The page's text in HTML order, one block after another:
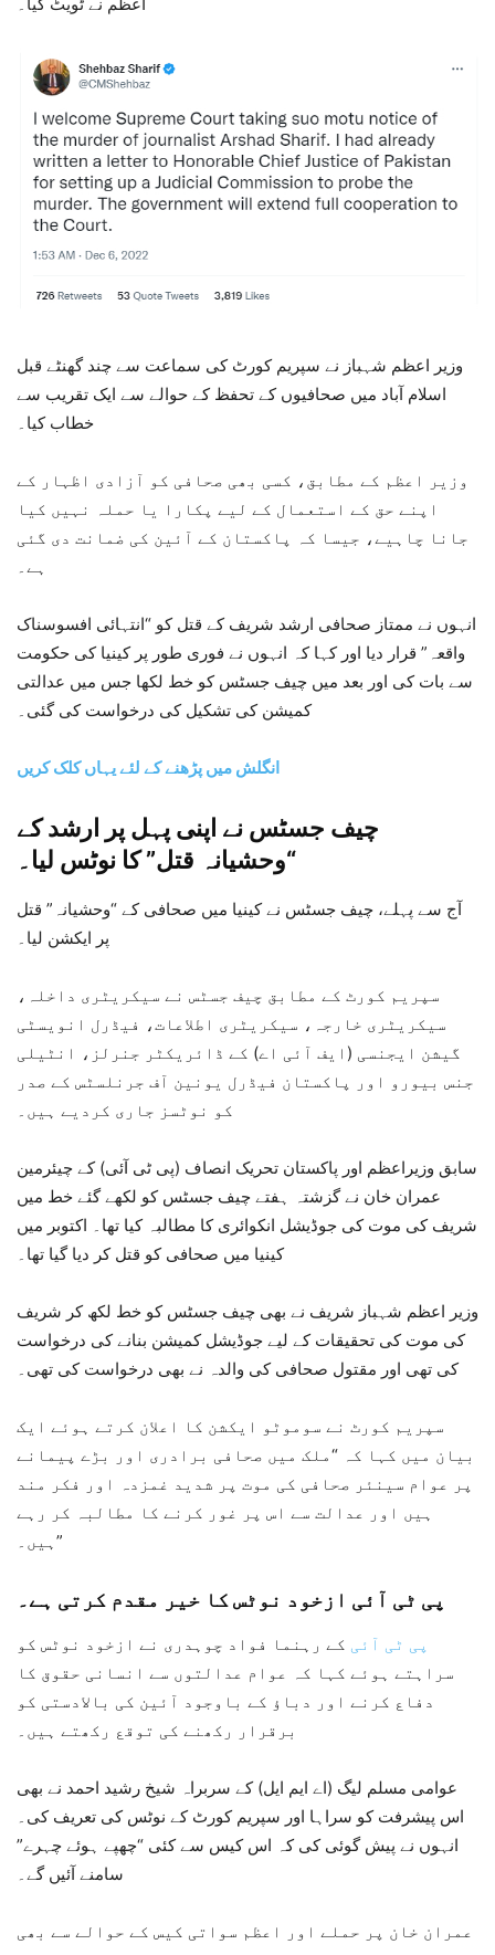
وزیر اعظم شہباز نے سپریم کورٹ کی سماعت سے چند گھنٹے قبل
اسلام آباد میں صحافیوں کے تحفظ کے حوالے سے ایک تقریب سے
خطاب کیا۔
وزیر اعظم کے مطابق، کسی بھی صحافی کو آزادی اظہار کے
اپنے حق کے استعمال کے لیے پکارا یا حملہ نہیں کیا
جانا چاہیے، جیسا کہ پاکستان کے آئین کی ضمانت دی گئی
ہے۔
انہوں نے ممتاز صحافی ارشد شریف کے قتل کو “انتہائی افسوسناک
واقعہ” قرار دیا اور کہا کہ انہوں نے فوری طور پر کینیا کی حکومت
سے بات کی اور بعد میں چیف جسٹس کو خط لکھا جس میں عدالتی
کمیشن کی تشکیل کی درخواست کی گئی۔
چیف جسٹس نے اپنی پہل پر ارشد کے
“وحشیانہ قتل” کا نوٹس لیا۔
آج سے پہلے، چیف جسٹس نے کینیا میں صحافی کے “وحشیانہ” قتل
پر ایکشن لیا۔
سپریم کورٹ کے مطابق چیف جسٹس نے سیکریٹری داخلہ،
سیکریٹری خارجہ، سیکریٹری اطلاعات، فیڈرل انویسٹی
گیشن ایجنسی (ایف آئی اے) کے ڈائریکٹر جنرلز، انٹیلی
جنس بیورو اور پاکستان فیڈرل یونین آف جرنلسٹس کے صدر
کو نوٹسز جاری کردیے ہیں۔
سابق وزیراعظم اور پاکستان تحریک انصاف (پی ٹی آئی) کے چیئرمین
عمران خان نے گزشتہ ہفتے چیف جسٹس کو لکھے گئے خط میں
شریف کی موت کی جوڈیشل انکوائری کا مطالبہ کیا تھا۔ اکتوبر میں
کینیا میں صحافی کو قتل کر دیا گیا تھا۔
وزیر اعظم شہباز شریف نے بھی چیف جسٹس کو خط لکھ کر شریف
کی موت کی تحقیقات کے لیے جوڈیشل کمیشن بنانے کی درخواست
کی تھی اور مقتول صحافی کی والدہ نے بھی درخواست کی تھی۔
سپریم کورٹ نے سوموٹو ایکشن کا اعلان کرتے ہوئے ایک
بیان میں کہا کہ “ملک میں صحافی برادری اور بڑے پیمانے
پر عوام سینئر صحافی کی موت پر شدید غمزدہ اور فکر مند
ہیں اور عدالت سے اس پر غور کرنے کا مطالبہ کر رہے
ہیں۔”
پی ٹی آئی ازخود نوٹس کا خیر مقدم کرتی ہے۔
پی ٹی آئی کے رہنما فواد چوہدری نے ازخود نوٹس کو
سراہتے ہوئے کہا کہ عوام عدالتوں سے انسانی حقوق کا
دفاع کرنے اور دباؤ کے باوجود آئین کی بالادستی کو
برقرار رکھنے کی توقع رکھتے ہیں۔
عوامی مسلم لیگ (اے ایم ایل) کے سربراہ شیخ رشید احمد نے بھی
اس پیشرفت کو سراہا اور سپریم کورٹ کے نوٹس کی تعریف کی۔
انہوں نے پیش گوئی کی کہ اس کیس سے کئی “چھپے ہوئے چہرے”
سامنے آئیں گے۔
عمران خان پر حملے اور اعظم سواتی کیس کے حوالے سے بھی